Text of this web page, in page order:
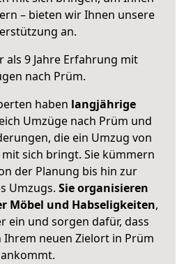
– bieten wir Ihnen unsere
an.
als 9 Jahre Erfahrung mit
nach Prüm.
haben langjährige
Umzüge nach Prüm und
die ein Umzug von
sich bringt. Sie kümmern
der Planung bis hin zur
Umzugs. Sie organisieren
Möbel und Habseligkeiten,
ein und sorgen dafür, dass
neuen Zielort in Prüm
ankommt.